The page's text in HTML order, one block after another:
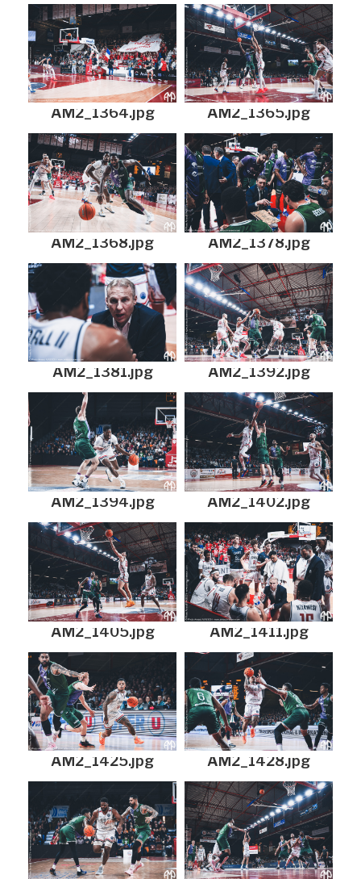
AM2_1364.jpg AM2_1365.jpg
AM2_1368.jpg AM2_1378.jpg
AM2_1381.jpg AM2_1392.jpg
AM2_1394.jpg AM2_1402.jpg
AM2_1405.jpg AM2_1411.jpg
AM2_1425.jpg AM2_1428.jpg